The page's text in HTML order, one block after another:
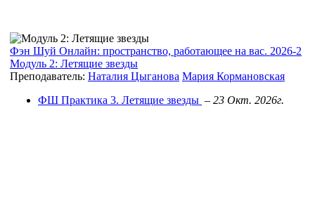
Фэн Шуй Онлайн: пространство, работающее на вас. 2026-2
Модуль 2: Летящие звезды
Преподаватель: Наталия Цыганова Мария Кормановская
ФШ Практика 3. Летящие звезды – 23 Окт. 2026г.